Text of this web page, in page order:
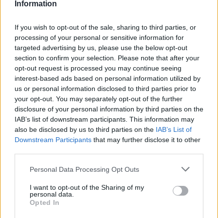
Information
If you wish to opt-out of the sale, sharing to third parties, or
processing of your personal or sensitive information for
targeted advertising by us, please use the below opt-out
section to confirm your selection. Please note that after your
opt-out request is processed you may continue seeing
interest-based ads based on personal information utilized by
us or personal information disclosed to third parties prior to
your opt-out. You may separately opt-out of the further
disclosure of your personal information by third parties on the
IAB’s list of downstream participants. This information may
also be disclosed by us to third parties on the IAB’s List of
Downstream Participants that may further disclose it to other
Personal Data Processing Opt Outs
I want to opt-out of the Sharing of my
personal data.
Opted In
βρίσκεται στο ίδιο χαμηλό επίπεδο “έξυπνης πόλης” με
αξιοποίηση δεδομένων για να προβλέπονται οι ανάγκες
των πολιτών, φέρνοντας ως παράδειγμα την οργάνωση
πολυτροπικών ταξιδιών ή την πληροφόρηση για
διαθέσιμες θέσεις στάθμευσης. Παρότι αναγνώρισε
σημαντικές “έξυπνες” εξαιρέσεις, όπως η εφαρμογή
κυκλοφοριακής πρόβλεψης του ΕΚΕΤΑ και τα συστήματα
της ΕΥΑΘ, ξεκαθάρισε πως για την ευρεία εφαρμογή
τέτοιων λύσεων απαιτείται η δημιουργία ενός “Open Data
Portal” προσβάσιμου από φορείς, επιχειρήσεις και
πανεπιστήμια.
Από την πλευρά της ακαδημαϊκής κοινότητας, ο
Αναπληρωτής Καθηγητής του Τμήματος Πολιτικών
Μηχανικών του ΑΠΘ, κ. Ιωάννης Πολίτης, στάθηκε στη
διαχρονικότητα του κυκλοφοριακού προβλήματος. Έκανε
ιδιαίτερη μνεία στη δραματική πτώση χρήσης των Μέσων
Μαζικής Μεταφοράς, που σήμερα βρίσκεται μόλις στο
15% (έναντι 39% το 2000). Εξήγησε ότι στην
«πυρίκαυστο ζώνη» του κέντρου υπάρχουν 4.000 νόμιμες